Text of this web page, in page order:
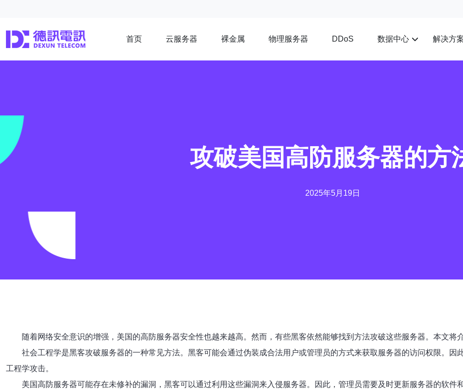
首页 云服务器 裸金属 物理服务器 DDoS 数据中心 解决方
攻破美国高防服务器的方
2025年5月19日
随着网络安全意识的增强，美国的高防服务器安全性也越来越高。然而，有些黑客依然能够找到方法攻破这些服务器。本文将
社会工程学是黑客攻破服务器的一种常见方法。黑客可能会通过伪装成合法用户或管理员的方式来获取服务器的访问权限。因
工程学攻击。
美国高防服务器可能存在未修补的漏洞，黑客可以通过利用这些漏洞来入侵服务器。因此，管理员需要及时更新服务器的软件